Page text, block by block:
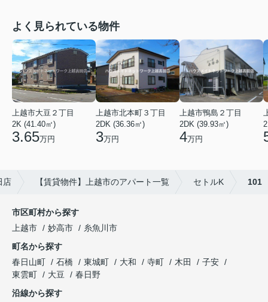
よく見られている物件
上越市大豆２丁目
2K (41.40㎡)
3.65万円
上越市北本町３丁目
2DK (36.36㎡)
3万円
上越市鴨島２丁目
2DK (39.93㎡)
4万円
店 【賃貸物件】上越市のアパート一覧 セトルK 101
市区町村から探す
上越市
妙高市
糸魚川市
町名から探す
春日山町
石橋 東城町 大和 寺町 木田
子安
東雲町
大豆
春日野
沿線から探す